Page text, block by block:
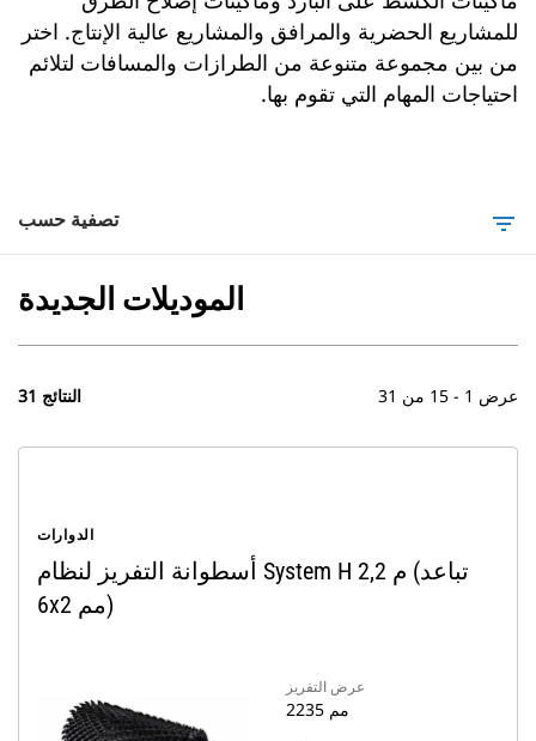
للمشاريع الحضرية والمرافق والمشاريع عالية الإنتاج. اختر
من بين مجموعة متنوعة من الطرازات والمسافات لتلائم
احتياجات المهام التي تقوم بها.
تصفية حسب filter_list
الموديلات الجديدة
31 النتائج عرض 1 - 15 من 31
الدوارات
أسطوانة التفريز لنظام System H 2,2 م (تباعد
6x2 مم)
عرض التفريز
2235 مم